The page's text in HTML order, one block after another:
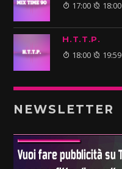
17:00 18:00
H.T.T.P.
18:00 19:59
NEWSLETTER